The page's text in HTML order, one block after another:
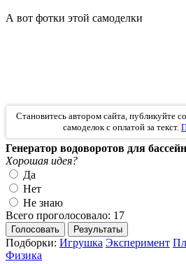
А вот фотки этой самоделки
Становитесь автором сайта, публикуйте
самоделок с оплатой за текст.
Генератор водоворотов для
Хорошая идея?
Да
Нет
Не знаю
Всего проголосовало: 17
Голосовать Результаты
Подборки: Игрушка Эксперимент
Физика